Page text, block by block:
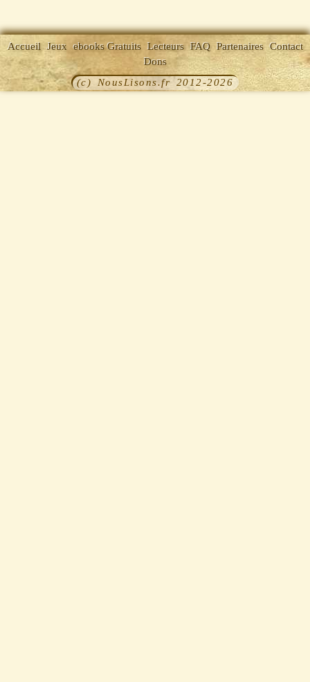
Accueil Jeux ebooks Gratuits Lecteurs FAQ Partenaires Contact
Dons
(c) NousLisons.fr 2012-2026